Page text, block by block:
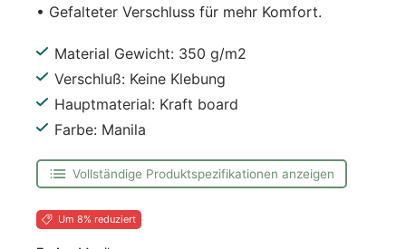
• Gefalteter Verschluss für mehr Komfort.
Material Gewicht: 350 g/m2
Verschluß: Keine Klebung
Hauptmaterial: Kraft board
Farbe: Manila
Vollständige Produktspezifikationen anzeigen
Um 8% reduziert